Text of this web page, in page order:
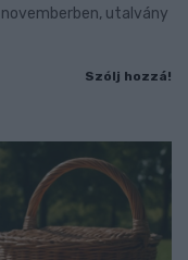
utalvány
Szólj hozzá!